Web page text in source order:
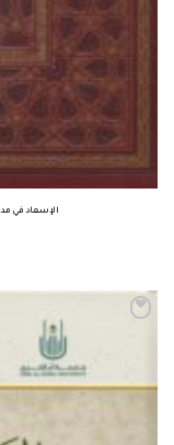
الإسعاد في